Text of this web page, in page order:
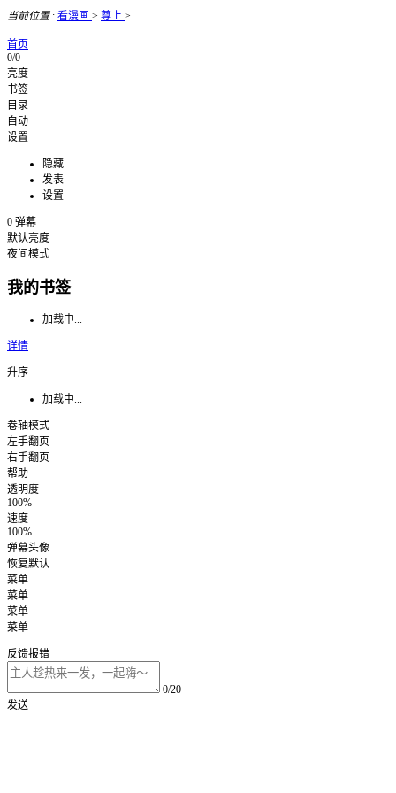
当前位置: 看漫画 > 尊上 >
首页
0/0
亮度
书签
目录
自动
设置
隐藏
发表
设置
0 弹幕
默认亮度
夜间模式
我的书签
加载中...
详情
升序
加载中...
卷轴模式
左手翻页
右手翻页
帮助
透明度
100%
速度
100%
弹幕头像
恢复默认
菜单
菜单
菜单
菜单
反馈报错
0/20
发送